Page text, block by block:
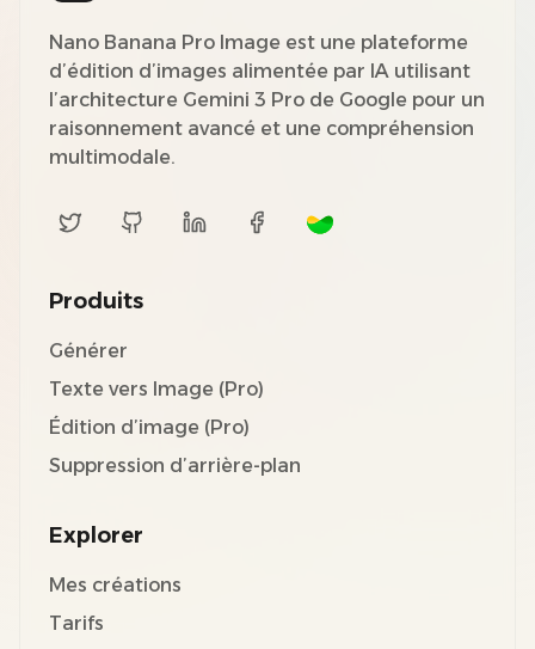
Nano Banana Pro Image est une plateforme
d’édition d’images alimentée par IA utilisant
l’architecture Gemini 3 Pro de Google pour un
raisonnement avancé et une compréhension
multimodale.
Produits
Générer
Texte vers Image (Pro)
Édition d’image (Pro)
Suppression d’arrière-plan
Explorer
Mes créations
Tarifs